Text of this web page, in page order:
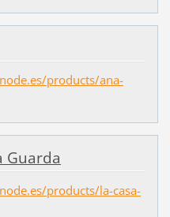
products/ana-
Guarda
products/la-casa-